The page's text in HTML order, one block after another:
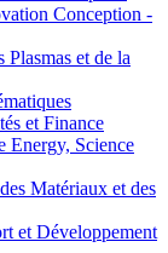
Conception -
et de la
et Finance
Energy, Science
Matériaux et des
et Développement